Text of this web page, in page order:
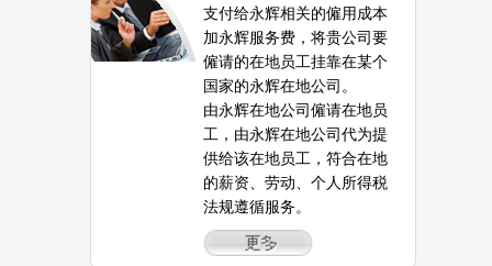
支付给永辉相关的僱用成本
加永辉服务费，将贵公司要
僱请的在地员工挂靠在某个
国家的永辉在地公司。
由永辉在地公司僱请在地员
工，由永辉在地公司代为提
供给该在地员工，符合在地
的薪资、劳动、个人所得税
法规遵循服务。